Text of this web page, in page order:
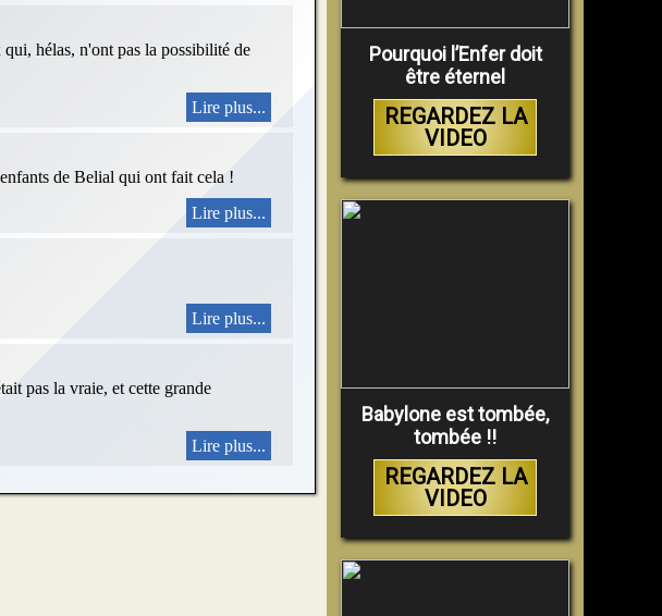
hélas, n'ont pas la possibilité de
Lire plus...
de Belial qui ont fait cela !
Lire plus...
Lire plus...
pas la vraie, et cette grande
Lire plus...
Pourquoi l’Enfer doit
être éternel
REGARDEZ LA
VIDEO
Babylone est tombée,
tombée !!
REGARDEZ LA
VIDEO